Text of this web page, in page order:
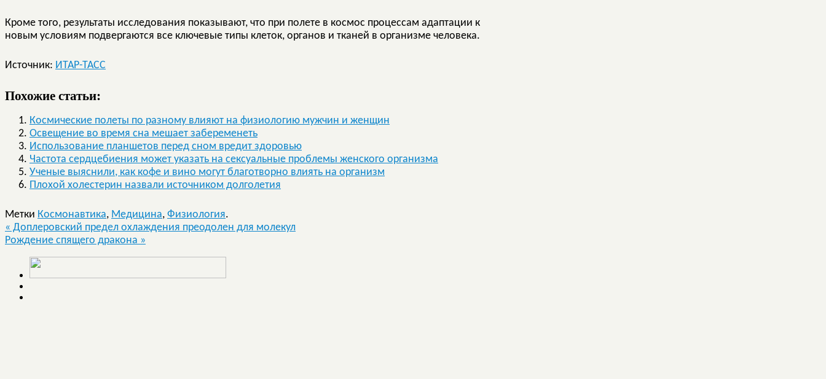
Кроме того, результаты исследования показывают, что при полете в космос процессам адаптации к
новым условиям подвергаются все ключевые типы клеток, органов и тканей в организме человека.
Источник: ИТАР-ТАСС
Похожие статьи:
Космические полеты по разному влияют на физиологию мужчин и женщин
Освещение во время сна мешает забеременеть
Использование планшетов перед сном вредит здоровью
Частота сердцебиения может указать на сексуальные проблемы женского организма
Ученые выяснили, как кофе и вино могут благотворно влиять на организм
Плохой холестерин назвали источником долголетия
Метки Космонавтика, Медицина, Физиология.
« Доплеровский предел охлаждения преодолен для молекул
Рождение спящего дракона »